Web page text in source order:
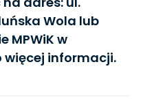
Wola lub
MPWiK w
więcej informacji.